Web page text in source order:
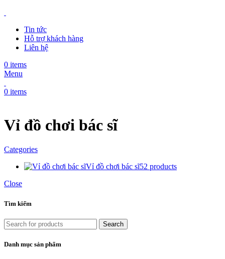
Tin tức
Hỗ trợ khách hàng
Liên hệ
0 items
Menu
0 items
Vỉ đồ chơi bác sĩ
Categories
Vỉ đồ chơi bác sĩ52 products
Close
Tìm kiếm
Search
Danh mục sản phẩm